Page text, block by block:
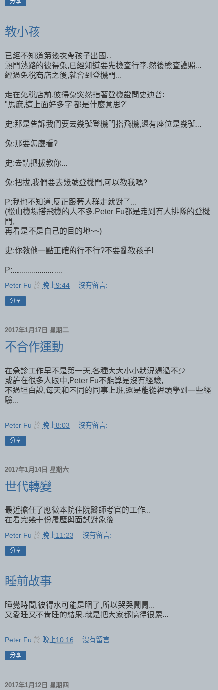
分享
教小孩
已經不知道第幾次帶孩子出國...
熟門熟路的彼得兔,已經知道要先檢查行李,然後檢查護照...
經過免稅商店之後,就會到登機門...
走在免稅店前,彼得兔突然指著登機證問史迪普:
"馬麻,這上面好多字,都是什麼意思?"
史:那是告訴我們要去幾號登機門搭飛機,還有座位是幾號...
兔:那要怎麼看?
史:去請把拔教你...
兔:把拔,我們要去幾號登機門,可以教我嗎?
P:我也不知道,反正跟著人群走就對了...
(松山機場搭飛機的人不多,Peter Fu都是走到有人排隊的登機
門,
再看是不是自己的目的地~~)
史:你教他一點正確的行不行?不要亂教孩子!
P:..........................
Peter Fu 於 晚上9:44 沒有留言:
分享
2017年1月17日 星期二
不合作運動
在急診工作早不是第一天,各種大大小小狀況遇過不少...
或許在很多人眼中,Peter Fu不能算是沒有經驗,
不過坦白說,每天和不同的同事上班,還是能從裡頭學到一些經
驗...
Peter Fu 於 晚上8:03 沒有留言:
分享
2017年1月14日 星期六
世代轉變
最近擔任了應徵本院住院醫師考官的工作...
在看完幾十份履歷與面試對象後,
Peter Fu 於 晚上11:23 沒有留言:
分享
睡前故事
睡覺時間,彼得水可能是睏了,所以哭哭鬧鬧...
又愛睡又不肯睡的結果,就是把大家都搞得很累...
Peter Fu 於 晚上10:16 沒有留言:
分享
2017年1月12日 星期四